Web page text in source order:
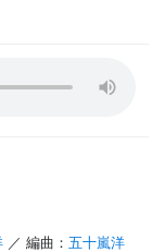
／ 編曲： 五十嵐洋